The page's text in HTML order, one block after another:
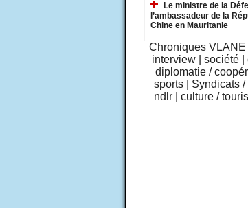
Le ministre de la
l’ambassadeur de la
Chine en Mauritanie
Chroniques VLANE
interview
société
diplomatie /
sports
Syndicats
ndlr
culture /